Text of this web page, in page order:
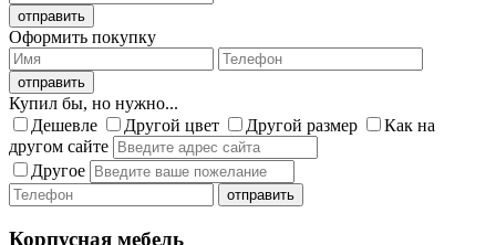
Оформить покупку
Купил бы, но нужно...
Дешевле
Другой цвет Другой размер
Как на
другом сайте
Другое
Корпусная мебель